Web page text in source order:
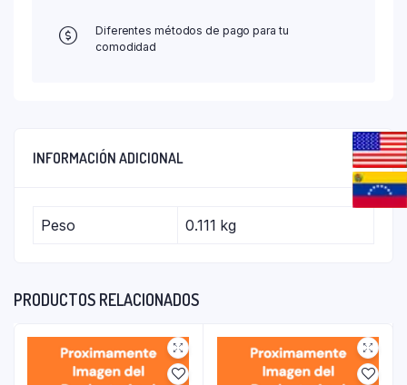
Diferentes métodos de pago para tu
comodidad
INFORMACIÓN ADICIONAL
Peso 0.111 kg
PRODUCTOS RELACIONADOS